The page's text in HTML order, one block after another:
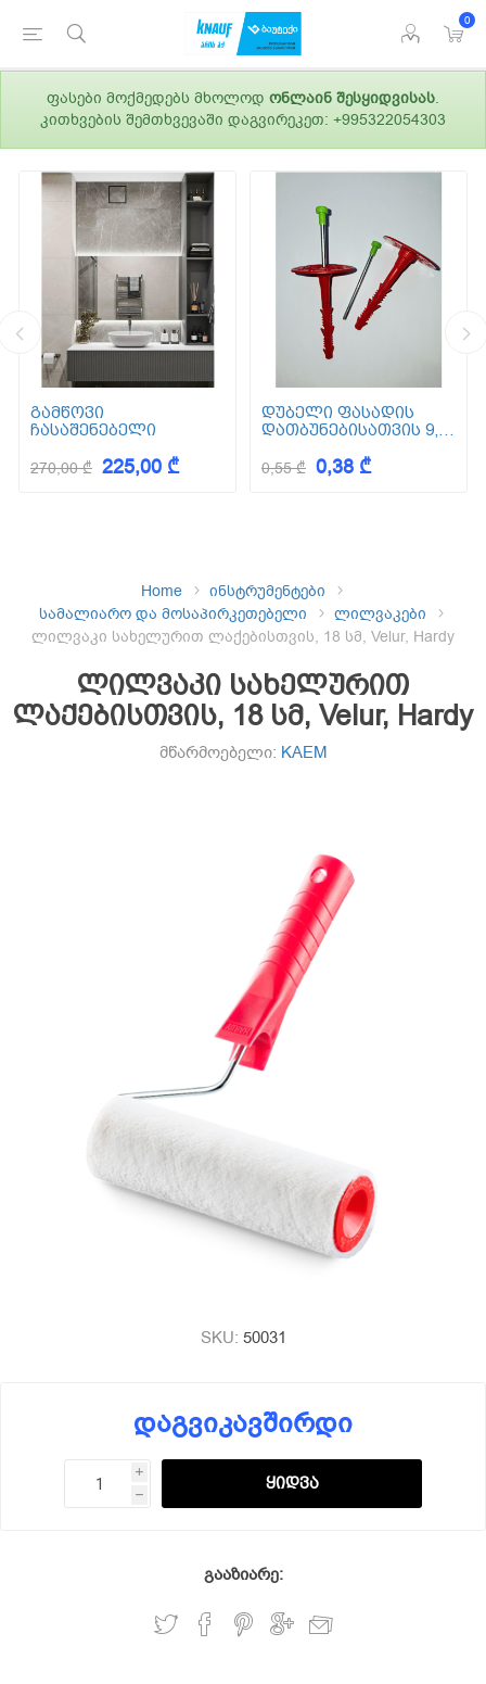
0
ფასები მოქმედებს მხოლოდ ონლაინ შესყიდვისას.
კითხვების შემთხვევაში დაგვირეკეთ: +995322054303
გამწოვი
ჩასაშენებელი
270,00 ₾ 225,00 ₾
დუბელი ფასადის
დათბუნებისათვის 9,5
0,55 ₾ 0,38 ₾
Home
ინსტრუმენტები
სამალიარო და მოსაპირკეთებელი
ლილვაკები
ლილვაკი სახელურით ლაქებისთვის, 18 სმ, Velur, Hardy
ლილვაკი სახელურით
ლაქებისთვის, 18 სმ, Velur, Hardy
მწარმოებელი: KAEM
SKU: 50031
დაგვიკავშირდი
i
h
გააზიარე: